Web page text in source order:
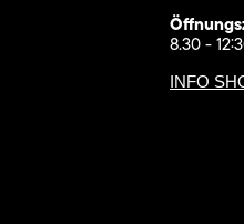
8.30 -
INFO